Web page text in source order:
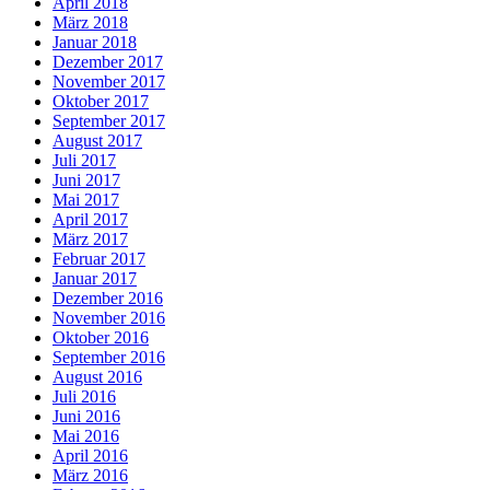
März 2018
Januar 2018
Dezember 2017
November 2017
Oktober 2017
September 2017
August 2017
Juli 2017
Juni 2017
Mai 2017
April 2017
März 2017
Februar 2017
Januar 2017
Dezember 2016
November 2016
Oktober 2016
September 2016
August 2016
Juli 2016
Juni 2016
Mai 2016
April 2016
März 2016